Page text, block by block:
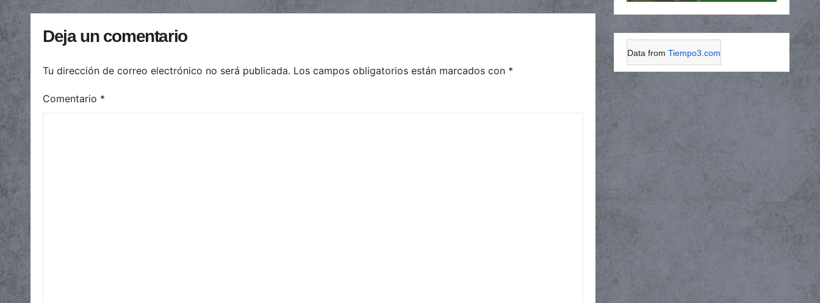
automáticas
Deja un comentario
Tu dirección de correo electrónico no será publicada. Los campos obligatorios están marcados con *
Comentario *
Data from Tiempo3.com